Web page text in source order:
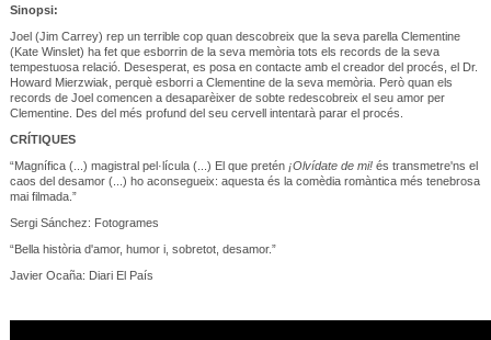
Sinopsi:
Joel (Jim Carrey) rep un terrible cop quan descobreix que la seva parella Clementine
(Kate Winslet) ha fet que esborrin de la seva memòria tots els records de la seva
tempestuosa relació. Desesperat, es posa en contacte amb el creador del procés, el Dr.
Howard Mierzwiak, perquè esborri a Clementine de la seva memòria. Però quan els
records de Joel comencen a desaparèixer de sobte redescobreix el seu amor per
Clementine. Des del més profund del seu cervell intentarà parar el procés.
CRÍTIQUES
“Magnífica (...) magistral pel·lícula (...) El que pretén ¡Olvídate de mi!és transmetre'ns el
caos del desamor (...) ho aconsegueix: aquesta és la comèdia romàntica més tenebrosa
mai filmada.”
Sergi Sánchez: Fotogrames
“Bella història d'amor, humor i, sobretot, desamor.”
Javier Ocaña: Diari El País